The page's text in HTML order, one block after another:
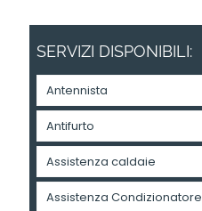
SERVIZI DISPONIBILI:
Antennista
Antifurto
Assistenza caldaie
Assistenza Condizionatore